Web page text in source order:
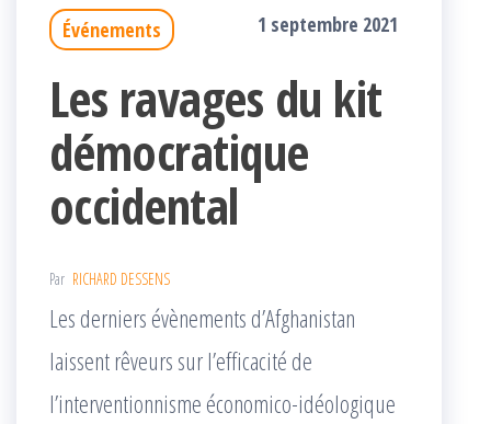
Événements 1 septembre 2021
Les ravages du kit
démocratique
occidental
Par RICHARD DESSENS
Les derniers évènements d’Afghanistan
laissent rêveurs sur l’efficacité de
l’interventionnisme économico-idéologique